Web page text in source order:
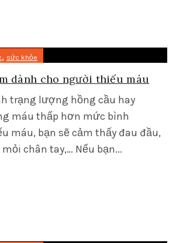
, sức khỏe
dành cho người thiếu máu
trạng lượng hồng cầu hay
máu thấp hơn mức bình
máu, bạn sẽ cảm thấy đau đầu,
chân tay,… Nếu bạn...